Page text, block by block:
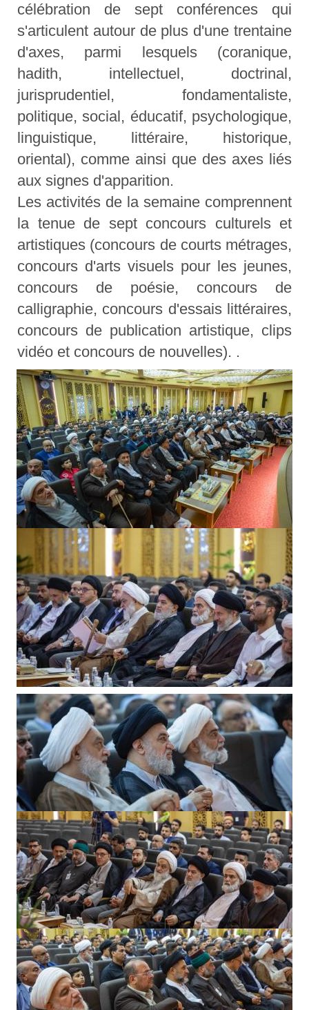
célébration de sept conférences qui
s'articulent autour de plus d'une trentaine
d'axes, parmi lesquels (coranique,
hadith, intellectuel, doctrinal,
jurisprudentiel, fondamentaliste,
politique, social, éducatif, psychologique,
linguistique, littéraire, historique,
oriental), comme ainsi que des axes liés
aux signes d'apparition.
Les activités de la semaine comprennent
la tenue de sept concours culturels et
artistiques (concours de courts métrages,
concours d'arts visuels pour les jeunes,
concours de poésie, concours de
calligraphie, concours d'essais littéraires,
concours de publication artistique, clips
vidéo et concours de nouvelles). .